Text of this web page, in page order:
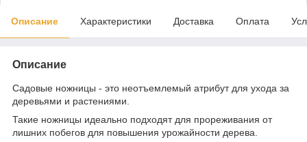
Описание Характеристики Доставка Оплата
Описание
Садовые ножницы - это неотъемлемый атрибут для ухода за
деревьями и растениями.
Такие ножницы идеально подходят для прореживания от
лишних побегов для повышения урожайности дерева.